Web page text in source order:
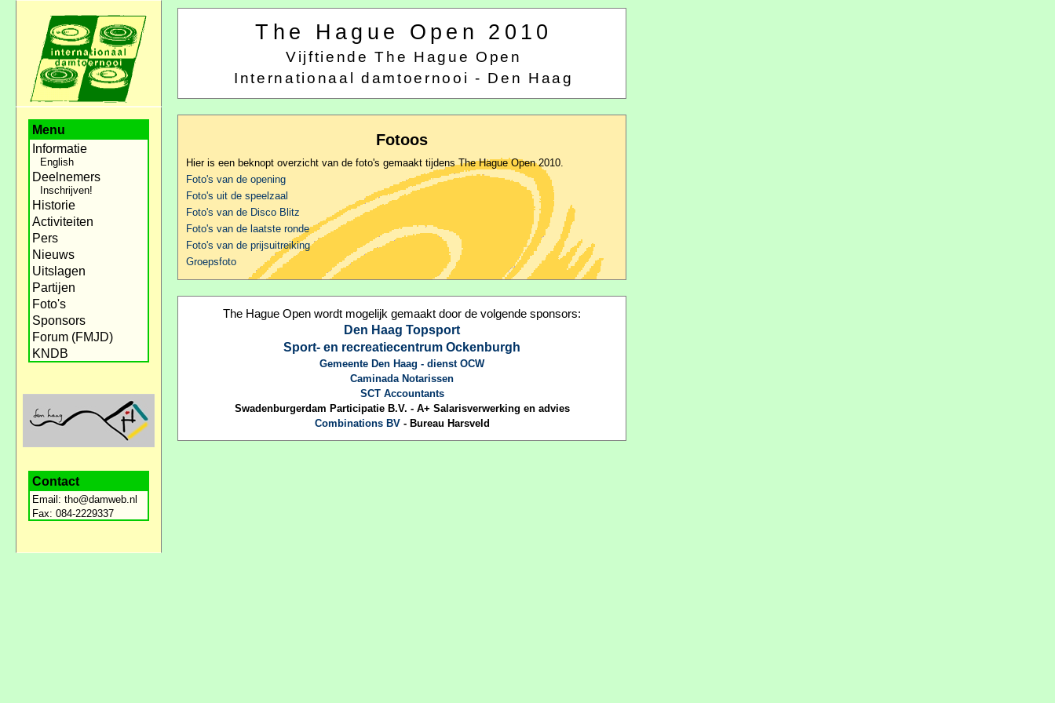
The Hague Open 2010
Vijftiende The Hague Open
Internationaal damtoernooi - Den Haag
Menu
Informatie
English
Deelnemers
Inschrijven!
Historie
Activiteiten
Pers
Nieuws
Uitslagen
Partijen
Foto's
Sponsors
Forum (FMJD)
KNDB
Contact
Email: tho@damweb.nl
Fax: 084-2229337
Fotoos
Hier is een beknopt overzicht van de foto's gemaakt tijdens The Hague Open 2010.
Foto's van de opening
Foto's uit de speelzaal
Foto's van de Disco Blitz
Foto's van de laatste ronde
Foto's van de prijsuitreiking
Groepsfoto
The Hague Open wordt mogelijk gemaakt door de volgende sponsors:
Den Haag Topsport
Sport- en recreatiecentrum Ockenburgh
Gemeente Den Haag - dienst OCW
Caminada Notarissen
SCT Accountants
Swadenburgerdam Participatie B.V. - A+ Salarisverwerking en advies
Combinations BV- Bureau Harsveld